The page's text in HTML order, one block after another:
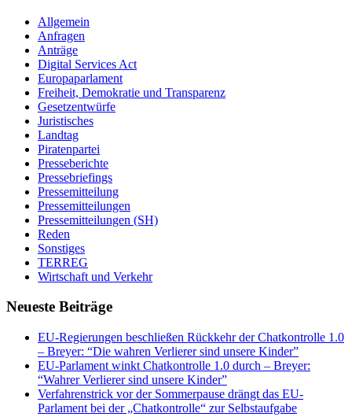
Allgemein
Anfragen
Anträge
Digital Services Act
Europaparlament
Freiheit, Demokratie und Transparenz
Gesetzentwürfe
Juristisches
Landtag
Piratenpartei
Presseberichte
Pressebriefings
Pressemitteilung
Pressemitteilungen
Pressemitteilungen (SH)
Reden
Sonstiges
TERREG
Wirtschaft und Verkehr
Neueste Beiträge
EU-Regierungen beschließen Rückkehr der Chatkontrolle 1.0
– Breyer: “Die wahren Verlierer sind unsere Kinder”
EU-Parlament winkt Chatkontrolle 1.0 durch – Breyer:
“Wahrer Verlierer sind unsere Kinder”
Verfahrenstrick vor der Sommerpause drängt das EU-
Parlament bei der „Chatkontrolle“ zur Selbstaufgabe